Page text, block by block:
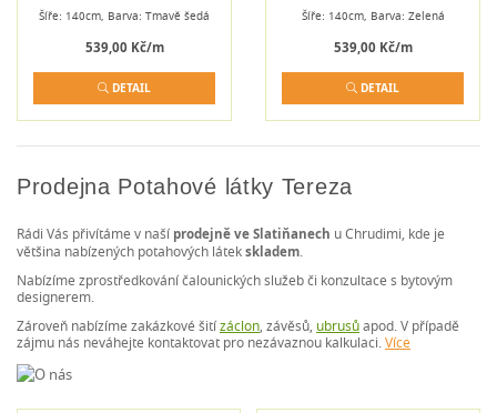
Šíře: 140cm, Barva: Tmavě šedá
539,00 Kč/m
DETAIL
Šíře: 140cm, Barva: Zelená
539,00 Kč/m
DETAIL
Prodejna Potahové látky Tereza
Rádi Vás přivítáme v naší prodejně ve Slatiňanech u Chrudimi, kde je
většina nabízených potahových látek skladem.
Nabízíme zprostředkování čalounických služeb či konzultace s bytovým
designerem.
Zároveň nabízíme zakázkové šitízáclon, závěsů, ubrusůapod. V případě
zájmu nás neváhejte kontaktovat pro nezávaznou kalkulaci.Více